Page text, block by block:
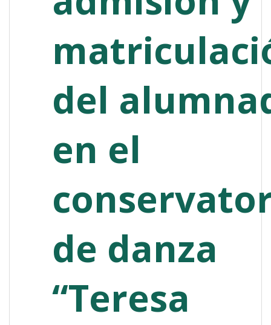
del
en el
de danza
“Teresa